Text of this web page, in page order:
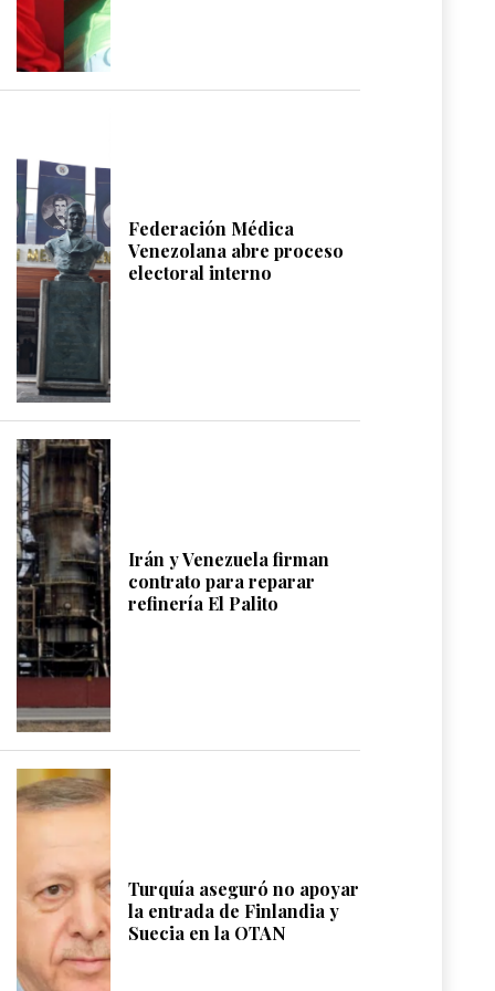
Federación Médica
Venezolana abre proceso
electoral interno
Irán y Venezuela firman
contrato para reparar
refinería El Palito
Turquía aseguró no apoyar
la entrada de Finlandia y
Suecia en la OTAN